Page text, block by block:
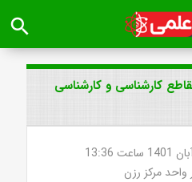
search
کارشناسی و کارشناسی
واحد مرکز رزن